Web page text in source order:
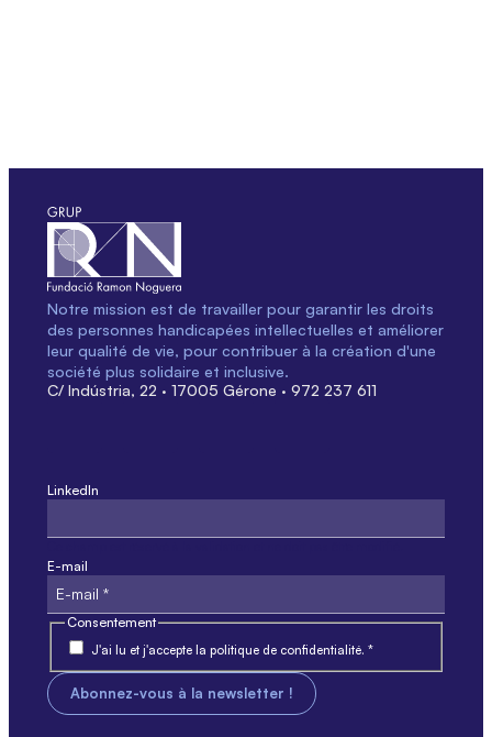
Notre mission est de travailler pour garantir les droits
des personnes handicapées intellectuelles et améliorer
leur qualité de vie, pour contribuer à la création d'une
société plus solidaire et inclusive.
C/ Indústria, 22 · 17005 Gérone · 972 237 611
LinkedIn
E-mail
Consentement
J'ai lu et j'accepte la politique de confidentialité. *